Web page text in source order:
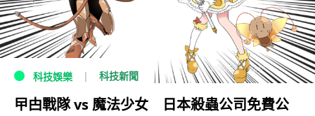
科技娛樂 科技新聞
曱甴戰隊 vs 魔法少女 日本殺蟲公司免費公